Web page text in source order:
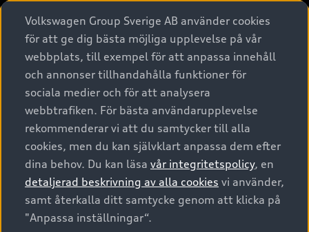
A6 modellerna
SUV
Avant
Audi Sport
Privatleasing
Nya bilar i lager
Begagnade bilar i lager
Audi approved :plus - så gott som nya
Finansiering
Audi exclusive
Provkörning
Service & tillbehör
Audi digital services
Originaltillbehör - köp online
Garantier
Försäkring
Digitala manualer för din Audi
Audi Collection – livsstilsartiklar
Vanliga frågor
Tjänstebil
Tjänstebil
Business lease online
Företagsleasing
Om Audi Sverige
Kontakta oss
Audi Återförsäljare/-serviceverkstad
myAudi
Pressmeddelanden
© 2026 AUDI SVERIGE. All Rights Reserved.
Utgivare Juridiskt
Juridiskt Audi AG
Juridiskt Audi Digital Giveaway
Volkswagen Group Sverige AB använder cookies
för att ge dig bästa möjliga upplevelse på vår
webbplats, till exempel för att anpassa innehåll
och annonser tillhandahålla funktioner för
sociala medier och för att analysera
webbtrafiken. För bästa användarupplevelse
rekommenderar vi att du samtycker till alla
cookies, men du kan självklart anpassa dem efter
dina behov. Du kan läsa vår integritetspolicy, en
detaljerad beskrivning av alla cookies vi använder,
samt återkalla ditt samtycke genom att klicka på
"Anpassa inställningar“.